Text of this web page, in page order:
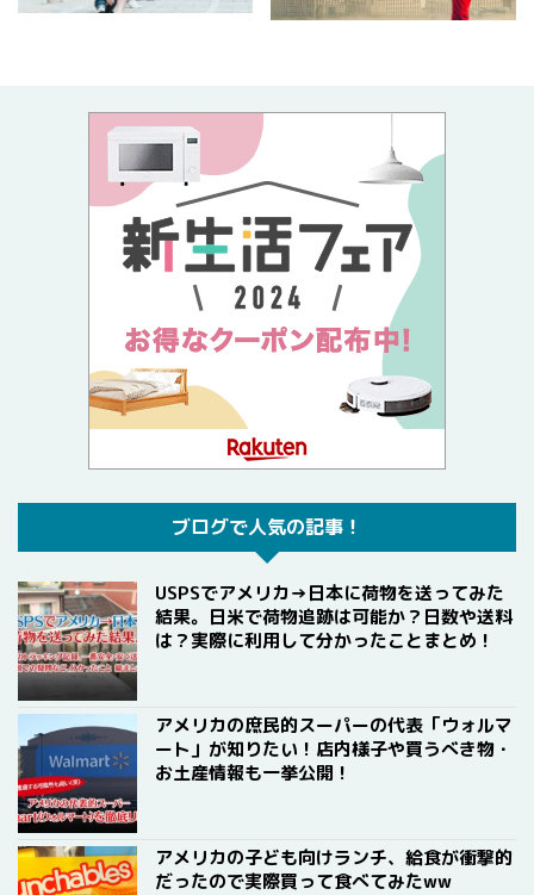
ブログで人気の記事！
USPSでアメリカ→日本に荷物を送ってみた
結果。日米で荷物追跡は可能か？日数や送料
は？実際に利用して分かったことまとめ！
アメリカの庶民的スーパーの代表「ウォルマ
ート」が知りたい！店内様子や買うべき物・
お土産情報も一挙公開！
アメリカの子ども向けランチ、給食が衝撃的
だったので実際買って食べてみたww